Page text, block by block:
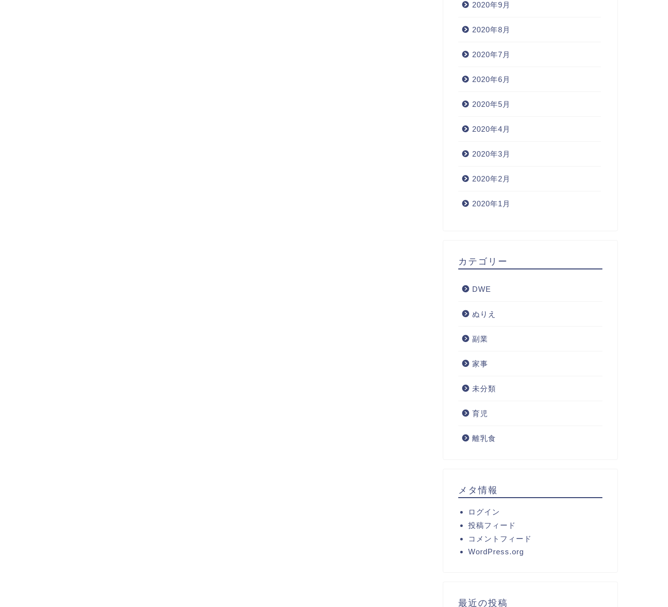
2020年9月
2020年8月
2020年7月
2020年6月
2020年5月
2020年4月
2020年3月
2020年2月
2020年1月
カテゴリー
DWE
ぬりえ
副業
家事
未分類
育児
離乳食
メタ情報
ログイン
投稿フィード
コメントフィード
WordPress.org
最近の投稿